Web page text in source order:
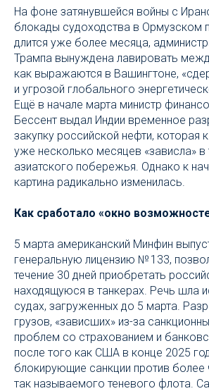
На фоне затянувшейся войны с
блокады судоходства в Ормузском
длится уже более месяца,
Трампа вынуждена лавировать
как выражаются в Вашингтоне,
и угрозой глобального
Ещё в начале марта министр
Бессент выдал Индии временное
закупку российской нефти, которая
уже несколько месяцев «зависла» в
азиатского побережья. Однако к
картина радикально изменилась.
Как сработало «окно
5 марта американский Минфин
генеральную лицензию № 133,
течение 30 дней приобретать
находящуюся в танкерах. Речь шла
судах, загруженных до 5 марта.
грузов, «зависших» из-за
проблем со страхованием и
после того как США в конце 2025
блокирующие санкции против более
так называемого теневого флота.